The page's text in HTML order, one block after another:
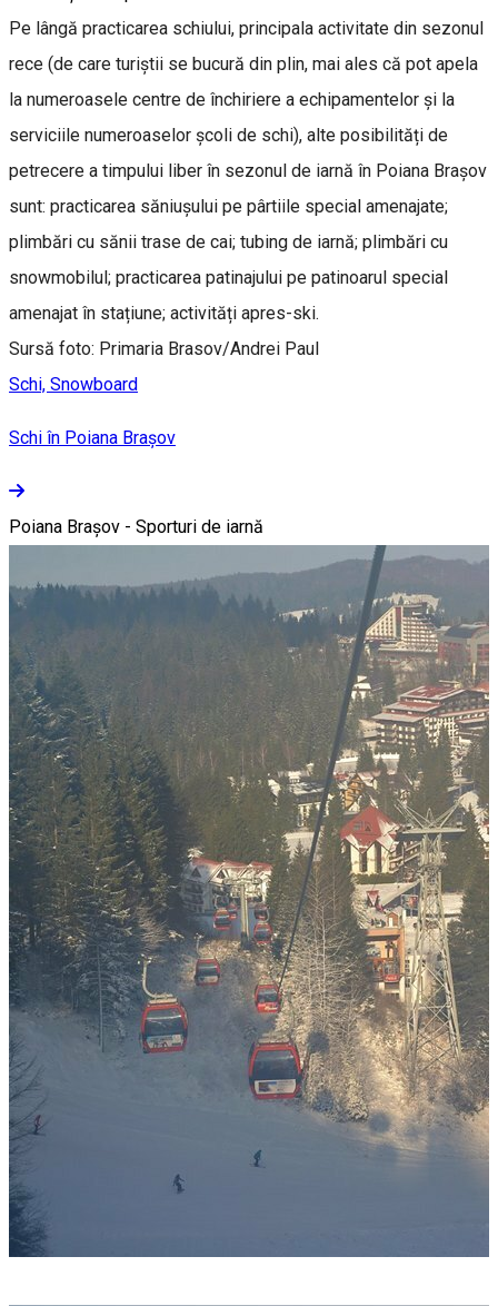
Pe lângă practicarea schiului, principala activitate din sezonul
rece (de care turiștii se bucură din plin, mai ales că pot apela
la numeroasele centre de închiriere a echipamentelor și la
serviciile numeroaselor școli de schi), alte posibilități de
petrecere a timpului liber în sezonul de iarnă în Poiana Brașov
sunt: practicarea săniușului pe pârtiile special amenajate;
plimbări cu sănii trase de cai; tubing de iarnă; plimbări cu
snowmobilul; practicarea patinajului pe patinoarul special
amenajat în stațiune; activități apres-ski.
Sursă foto: Primaria Brasov/Andrei Paul
Schi, Snowboard
Schi în Poiana Brașov
Poiana Brașov - Sporturi de iarnă